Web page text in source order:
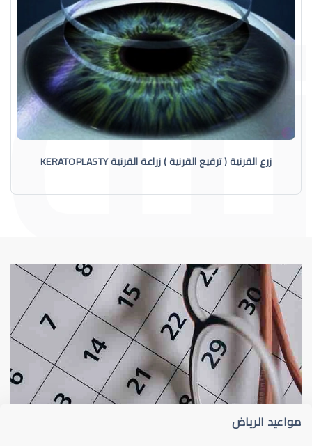
زرع القرنية ( ترقيع القرنية ) زراعة القرنية KERATOPLASTY
القرنية المخروطية Keratoconus القرنية
مواعيد الرياض